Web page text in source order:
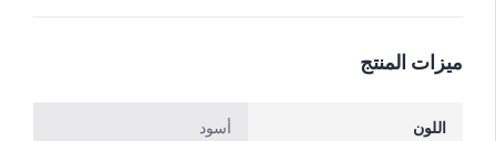
ميزات المنتج
اللون أسود